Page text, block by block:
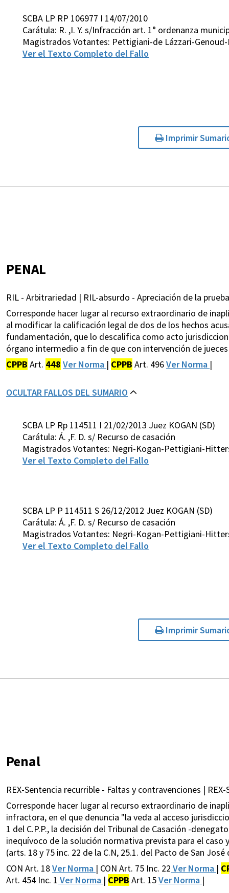
SCBA LP RP 106977 I 14/07/2010
Carátula: R. ,I. Y. s/Infracción art. 1° ordenanza
Magistrados Votantes: Pettigiani-de Lázzari-
Ver el Texto Completo del Fallo
Imprimir
PENAL
RIL - Arbitrariedad | RIL-absurdo - Apreciación de la
Corresponde hacer lugar al recurso extraordinario de
al modificar la calificación legal de dos de los hechos
fundamentación, que lo descalifica como acto
órgano intermedio a fin de que con intervención de
CPPB Art. 448 Ver Norma | CPPB Art. 496Ver Norma |
OCULTAR FALLOS DEL SUMARIO
SCBA LP Rp 114511 I 21/02/2013 Juez KOGAN (SD)
Carátula: Á. ,F. D. s/ Recurso de casación
Magistrados Votantes: Negri-Kogan-Pettigiani-
Ver el Texto Completo del Fallo
SCBA LP P 114511 S 26/12/2012 Juez KOGAN (SD)
Carátula: Á. ,F. D. s/ Recurso de casación
Magistrados Votantes: Negri-Kogan-Pettigiani-
Ver el Texto Completo del Fallo
Imprimir
Penal
REX-Sentencia recurrible - Faltas y contravenciones |
Corresponde hacer lugar al recurso extraordinario de
infractora, en el que denuncia "la veda al acceso
1 del C.P.P., la decisión del Tribunal de Casación -
inequívoco de la solución normativa prevista para el
(arts. 18 y 75 inc. 22 de la C.N, 25.1. del Pacto de San
CON Art. 18Ver Norma | CON Art. 75 Inc. 22 Ver Norma |
Art. 454 Inc. 1 Ver Norma | CPPB Art. 15Ver Norma |